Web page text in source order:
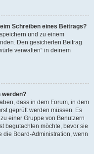
Schreiben eines Beitrags?
und zu einem
Den gesicherten Beitrag
verwalten“ in deinem
werden?
dass in dem Forum, in dem
geprüft werden müssen. Es
einer Gruppe von Benutzern
begutachten möchte, bevor sie
die Board-Administration, wenn